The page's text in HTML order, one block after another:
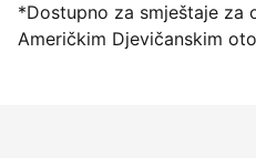
*Dostupno za smještaje za
Američkim Djevičanskim